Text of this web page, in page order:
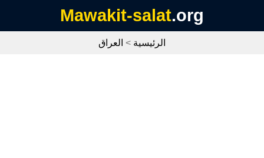
Mawakit-salat.org
الرئيسية > العراق